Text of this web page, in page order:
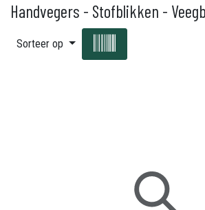
Handvegers - Stofblikken -
Sorteer op